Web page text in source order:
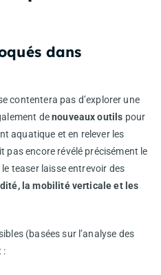
dans
contentera pas d’explorer une
denouveaux outils pour
aquatique et en relever les
pas encore révélé précisément le
teaser laisse entrevoir des
la mobilité verticale et les
(basées sur l’analyse des
: